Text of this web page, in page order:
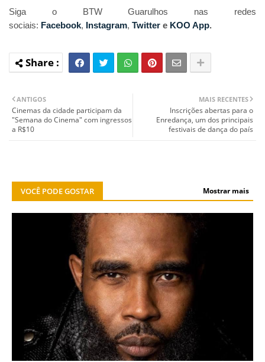
Siga o BTW Guarulhos nas redes
sociais: Facebook, Instagram, Twitter e KOO App.
MAIS RECENTES
Inscrições abertas para o
Enredança, um dos principais
festivais de dança do país
ANTIGOS
Cinemas da cidade participam da
"Semana do Cinema" com ingressos
a R$10
VOCÊ PODE GOSTAR Mostrar mais